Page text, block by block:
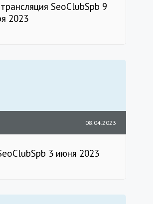
SeoClubSpb 9
2023
08.04.2023
3 июня 2023